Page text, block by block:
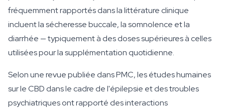
fréquemment rapportés dans la littérature clinique
incluent la sécheresse buccale, la somnolence et la
diarrhée — typiquement à des doses supérieures à celles
utilisées pour la supplémentation quotidienne.
Selon une revue publiée dans PMC, les études humaines
sur le CBD dans le cadre de l'épilepsie et des troubles
psychiatriques ont rapporté des interactions